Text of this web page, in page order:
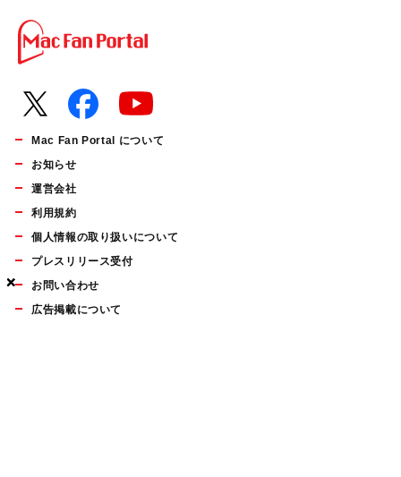
×
×
×
Mac Fan Portal について
お知らせ
運営会社
利用規約
個人情報の取り扱いについて
プレスリリース受付
お問い合わせ
広告掲載について